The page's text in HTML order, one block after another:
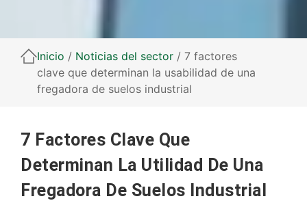
Inicio / Noticias del sector / 7 factores
clave que determinan la usabilidad de una
fregadora de suelos industrial
7 Factores Clave Que
Determinan La Utilidad De Una
Fregadora De Suelos Industrial